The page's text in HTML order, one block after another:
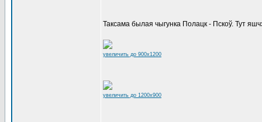
Таксама былая чыгунка Полацк - Пскоў. Тут
увеличить до 900x1200
увеличить до 1200x900